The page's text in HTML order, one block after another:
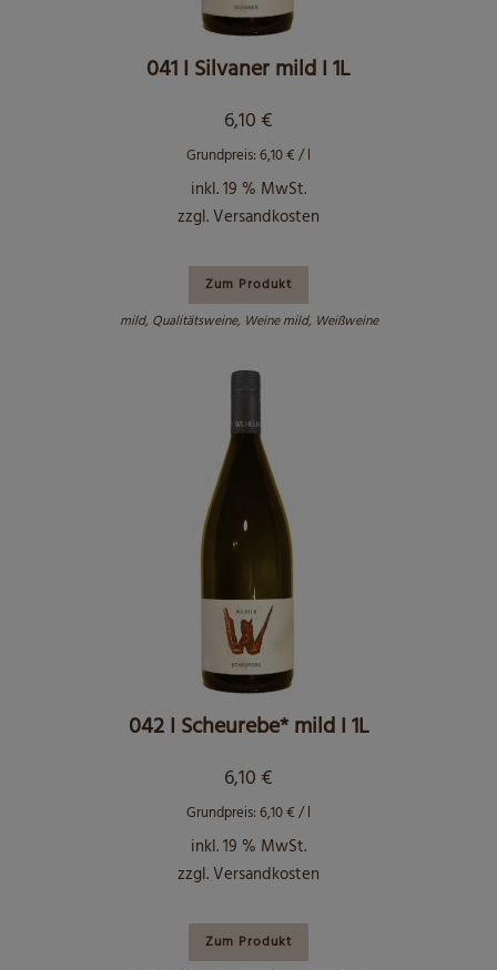
041 I Silvaner mild I 1L
6,10 €
Grundpreis:6,10€/l
inkl. 19 % MwSt.
zzgl.Versandkosten
Zum Produkt
mild, Qualitätsweine, Weine mild, Weißweine
042 I Scheurebe* mild I 1L
6,10 €
Grundpreis:6,10€/l
inkl. 19 % MwSt.
zzgl.Versandkosten
Zum Produkt